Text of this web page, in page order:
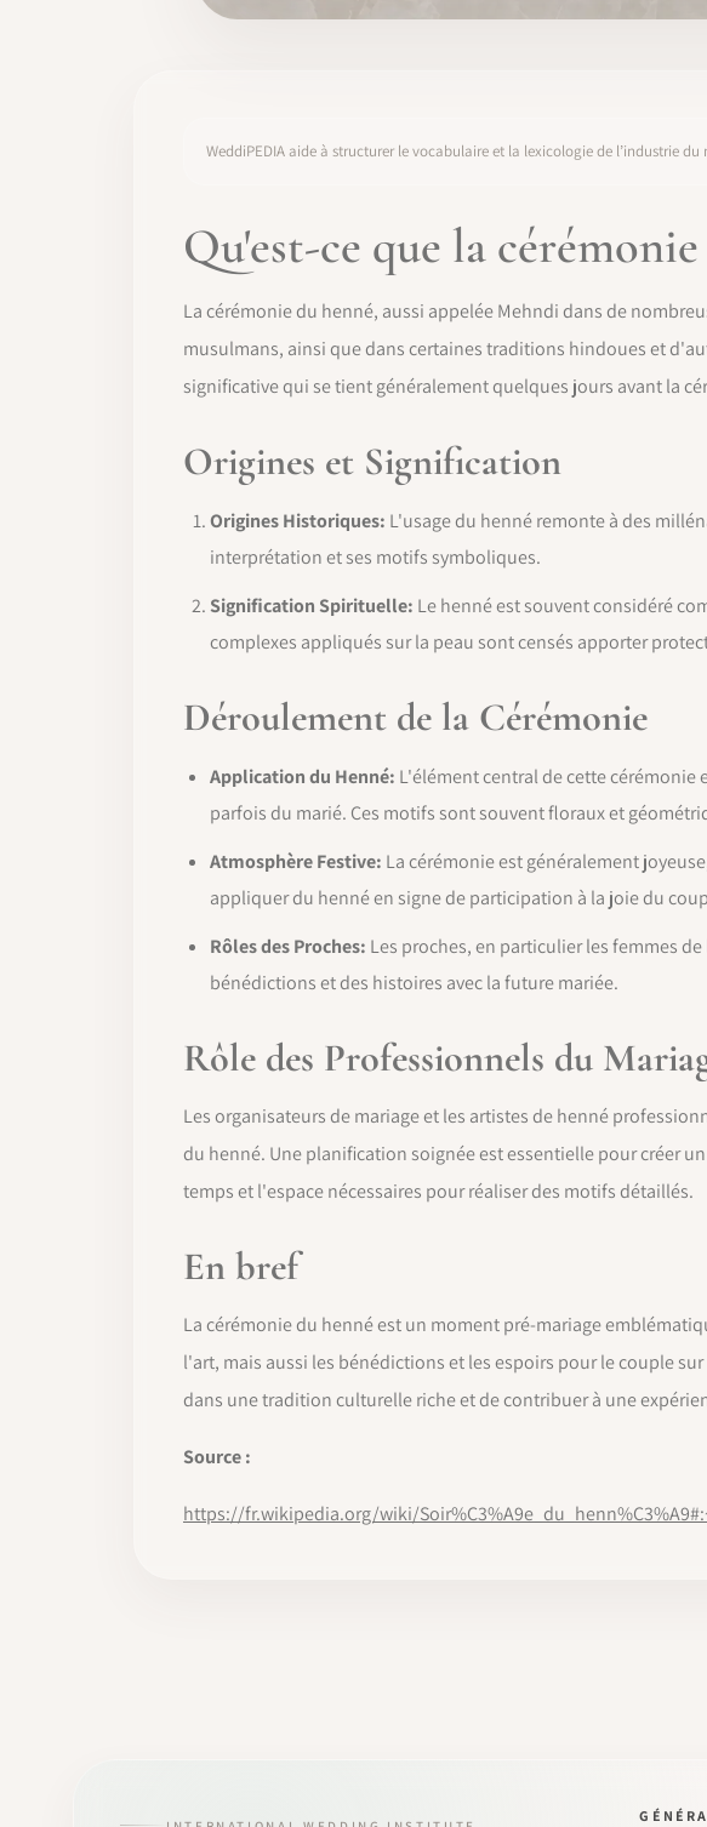
WeddiPEDIA aide à structurer le vocabulaire et la lexicologie de l’industrie
Qu'est-ce que la
La cérémonie du henné, aussi appelée Mehndi dans de
musulmans, ainsi que dans certaines traditions hindoues et
significative qui se tient généralement quelques jours avant la
Origines et Signification
Origines Historiques: L'usage du henné remonte à des
interprétation et ses motifs symboliques.
Signification Spirituelle: Le henné est souvent considéré
complexes appliqués sur la peau sont censés apporter
Déroulement de la Cérémonie
Application du Henné: L'élément central de cette cérémonie
parfois du marié. Ces motifs sont souvent floraux et
Atmosphère Festive: La cérémonie est généralement
appliquer du henné en signe de participation à la joie du
Rôles des Proches: Les proches, en particulier les femmes
bénédictions et des histoires avec la future mariée.
Rôle des Professionnels du
Les organisateurs de mariage et les artistes de henné
du henné. Une planification soignée est essentielle pour créer
temps et l'espace nécessaires pour réaliser des motifs détaillés.
En bref
La cérémonie du henné est un moment pré-mariage
l'art, mais aussi les bénédictions et les espoirs pour le couple
dans une tradition culturelle riche et de contribuer à une
Source :
https://fr.wikipedia.org/wiki/